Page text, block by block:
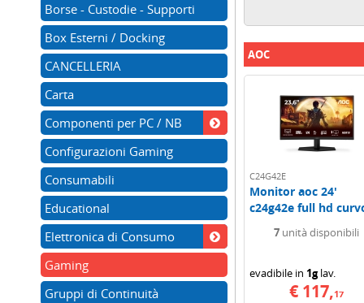
AOC
C24G42E
Monitor aoc 24'
c24g42e full hd
7 unità disponibili
evadibile in 1glav.
€ 117,17
Borse - Custodie - Supporti
Box Esterni / Docking
CANCELLERIA
Carta
Componenti per PC / NB
Configurazioni Gaming
Consumabili
Educational
Elettronica di Consumo
Gaming
Gruppi di Continuità